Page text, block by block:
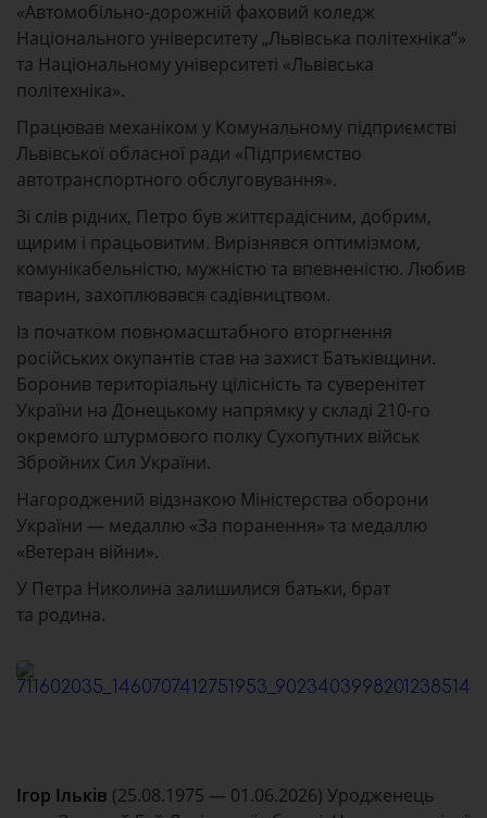
«Автомобільно-дорожній фаховий коледж
Національного університету „Львівська політехніка“»
та Національному університеті «Львівська
політехніка».
Працював механіком у Комунальному підприємстві
Львівської обласної ради «Підприємство
автотранспортного обслуговування».
Зі слів рідних, Петро був життєрадісним, добрим,
щирим і працьовитим. Вирізнявся оптимізмом,
комунікабельністю, мужністю та впевненістю. Любив
тварин, захоплювався садівництвом.
Із початком повномасштабного вторгнення
російських окупантів став на захист Батьківщини.
Боронив територіальну цілісність та суверенітет
України на Донецькому напрямку у складі 210-го
окремого штурмового полку Сухопутних військ
Збройних Сил України.
Нагороджений відзнакою Міністерства оборони
України — медаллю «За поранення» та медаллю
«Ветеран війни».
У Петра Николина залишилися батьки, брат
та родина.
Ігор Ільків (25.08.1975 — 01.06.2026) Уродженець